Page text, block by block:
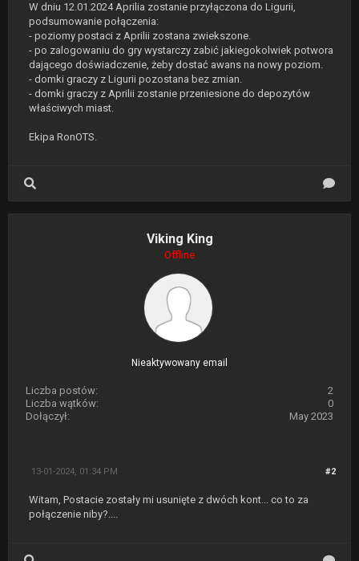
W dniu 12.01.2024 Aprilia zostanie przyłączona do Ligurii,
podsumowanie połączenia:
- poziomy postaci z Aprilii zostana zwiekszone.
- po zalogowaniu do gry wystarczy zabić jakiegokolwiek potwora
dającego doświadczenie, żeby dostać awans na nowy poziom.
- domki graczy z Ligurii pozostana bez zmian.
- domki graczy z Aprilii zostanie przeniesione do depozytów
właściwych miast.
Ekipa RonOTS.
Viking King
Offline
Nieaktywowany email
Liczba postów:
2
Liczba wątków:
0
Dołączył:
May 2023
#2
13-01-2024, 01:34 PM
Witam, Postacie zostały mi usunięte z dwóch kont... co to za
połączenie niby?....